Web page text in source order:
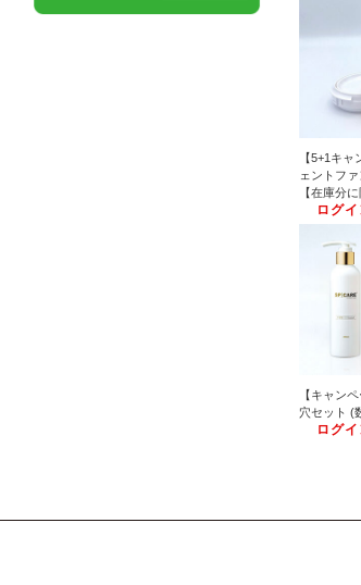
【5+1キ
ェントフ
【在庫分
ログ
【キャン
穴セット (
ログ